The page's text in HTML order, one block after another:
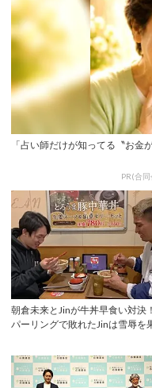
「占い師だけが知ってる〝お金
PR(合
朝倉未来とJinが牛丼早食い対決
パーリングで敗れたJinは雪辱を